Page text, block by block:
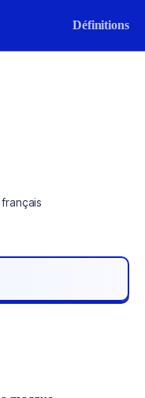
Définitions